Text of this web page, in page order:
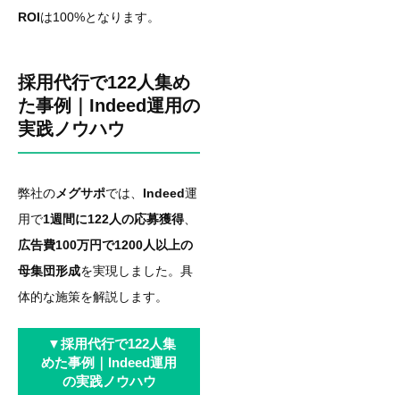
ROIは100%となります。
採用代行で122人集め
た事例｜Indeed運用の
実践ノウハウ
弊社のメグサポでは、 Indeed運
用で1週間に122人の応募獲得
広告費100万円で1200人以上の
母集団形成を実現しました。具
体的な施策を解説します。
▼採用代行で122人集
めた事例｜Indeed運用
の実践ノウハウ